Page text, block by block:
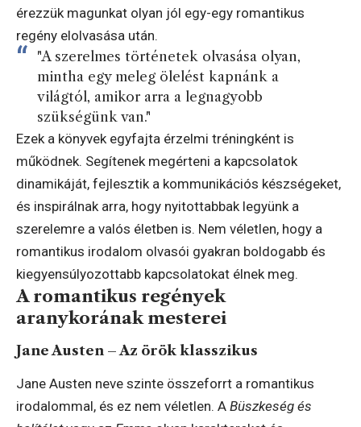
érezzük magunkat olyan jól egy-egy romantikus
regény elolvasása után.
"A szerelmes történetek olvasása olyan,
mintha egy meleg ölelést kapnánk a
világtól, amikor arra a legnagyobb
szükségünk van."
Ezek a könyvek egyfajta érzelmi tréningként is
működnek. Segítenek megérteni a kapcsolatok
dinamikáját, fejlesztik a kommunikációs készségeket,
és inspirálnak arra, hogy nyitottabbak legyünk a
szerelemre a valós életben is. Nem véletlen, hogy a
romantikus irodalom olvasói gyakran boldogabb és
kiegyensúlyozottabb kapcsolatokat élnek meg.
A romantikus regények
aranykorának mesterei
Jane Austen – Az örök klasszikus
Jane Austen neve szinte összeforrt a romantikus
irodalommal, és ez nem véletlen. A Büszkeség és